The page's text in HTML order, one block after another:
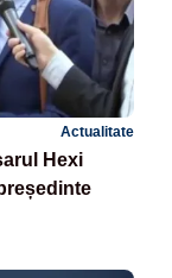
Actualitate
Hexi